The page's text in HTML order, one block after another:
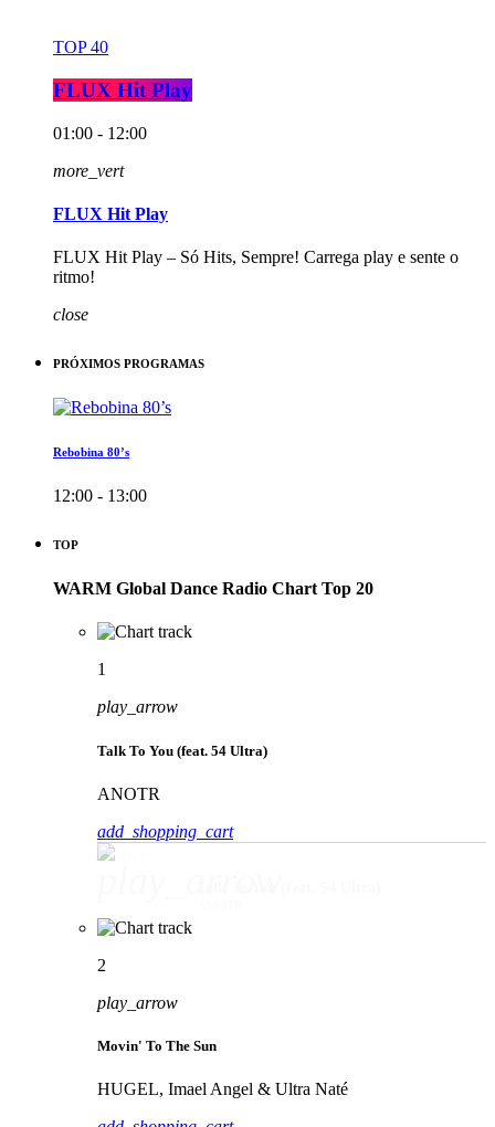
TOP 40
FLUX Hit Play
01:00 - 12:00
more_vert
FLUX Hit Play
FLUX Hit Play – Só Hits, Sempre! Carrega play e sente o
ritmo!
close
PRÓXIMOS PROGRAMAS
Rebobina 80’s
12:00 - 13:00
TOP
WARM Global Dance Radio Chart Top 20
1
play_arrow
Talk To You (feat. 54 Ultra)
ANOTR
add_shopping_cart
2
play_arrow
Movin' To The Sun
HUGEL, Imael Angel & Ultra Naté